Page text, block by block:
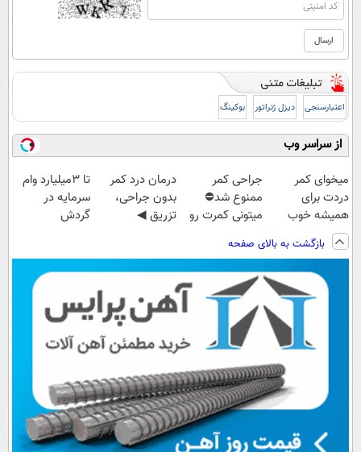
اعتبارسنجی دیزل ژنراتور بوکینگ
از سراسر وب
میخوای کمر
دردت برای
همیشه خوب
شه؟ ◀
پرسش‌نامه رو پر
جراحی کمر
ممنوع شد⛔
میتونی کمرت رو
کنی! 👈🏻
پرسش‌نامه
درمان درد کمر
بدون جراحی،
تزریق ◀
تا 3میلیارد وام
سرمایه در
گردش
ثبت کن
بازگشت به بالای صفحه